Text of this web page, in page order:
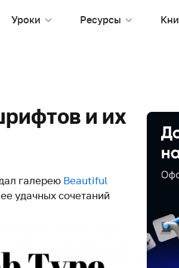
Уроки Ресурсы
и их
галерею Beautiful
удачных сочетаний